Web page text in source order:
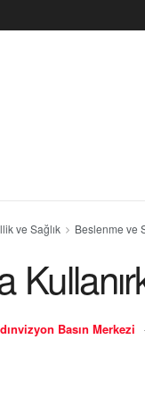
ve Sağlık Beslenme ve
Basın Merkezi